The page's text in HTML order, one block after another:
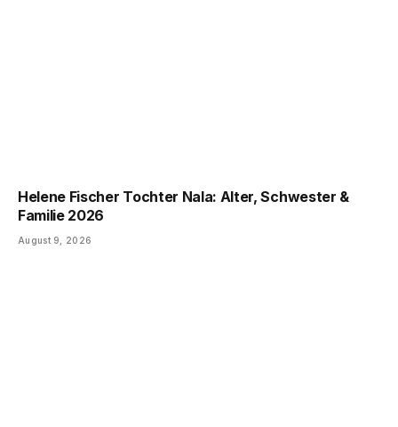
Helene Fischer Tochter Nala: Alter, Schwester &
Familie 2026
August 9, 2026